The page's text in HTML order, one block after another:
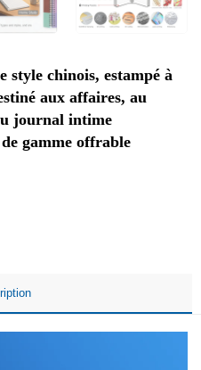
chinois, estampé à
aux affaires, au
journal intime
gamme offrable